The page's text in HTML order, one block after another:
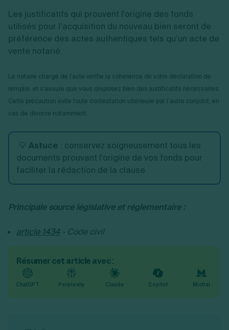
Les justificatifs qui prouvent l'origine des fonds
utilisés pour l’acquisition du nouveau bien seront de
préférence des actes authentiques tels qu’un acte de
vente notarié.
Le notaire chargé de l'acte vérifie la cohérence de votre déclaration de
remploi, et s'assure que vous disposez bien des justificatifs nécessaires.
Cette précaution évite toute contestation ultérieure par l’autre conjoint, en
cas de divorce notamment.
💡Astuce : conservez soigneusement tous les
documents prouvant l'origine de vos fonds pour
faciliter la rédaction de la clause
Principale source législative et réglementaire :
article 1434 - Code civil
Résumer cet article avec :
ChatGPT Perplexity Claude Copilot Mistral